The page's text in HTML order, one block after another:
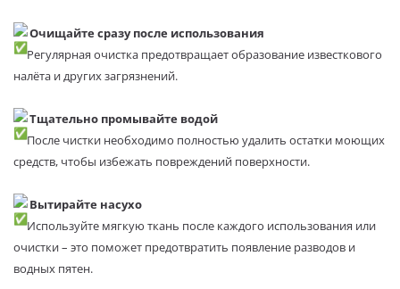
Очищайте сразу после использования
Регулярная очистка предотвращает образование известкового
налёта и других загрязнений.
Тщательно промывайте водой
После чистки необходимо полностью удалить остатки моющих
средств, чтобы избежать повреждений поверхности.
Вытирайте насухо
Используйте мягкую ткань после каждого использования или
очистки – это поможет предотвратить появление разводов и
водных пятен.